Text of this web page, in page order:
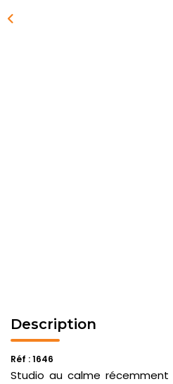
Description
Réf : 1646
Studio au calme